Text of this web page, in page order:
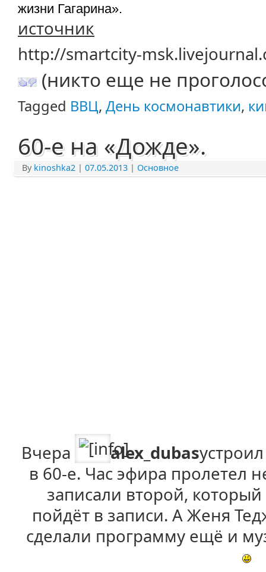
жизни Гагарина».
источник
http://smartcity-
(никто еще не
Tagged ВВЦ, День космонавтики,
60-е на «Дожде».
By kinoshka2 | 07.05.2013 | Основное
Вчера alex_dubas
в 60-е. Час эфира пролетел
записали второй,
пойдёт в записи. А Женя
сделали программу ещё и